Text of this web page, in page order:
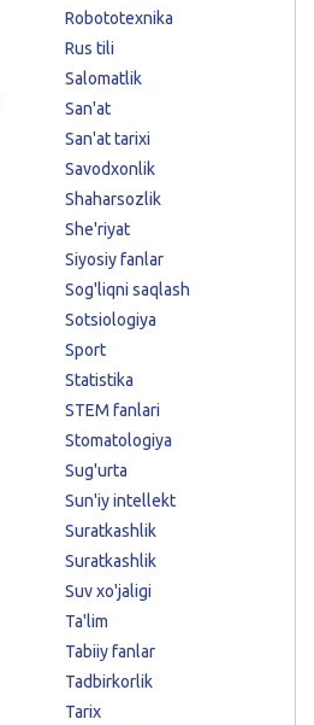
Robototexnika
Rus tili
Salomatlik
San'at
San'at tarixi
Savodxonlik
Shaharsozlik
She'riyat
Siyosiy fanlar
Sog'liqni saqlash
Sotsiologiya
Sport
Statistika
STEM fanlari
Stomatologiya
Sug'urta
Sun'iy intellekt
Suratkashlik
Suratkashlik
Suv xo'jaligi
Ta'lim
Tabiiy fanlar
Tadbirkorlik
Tarix